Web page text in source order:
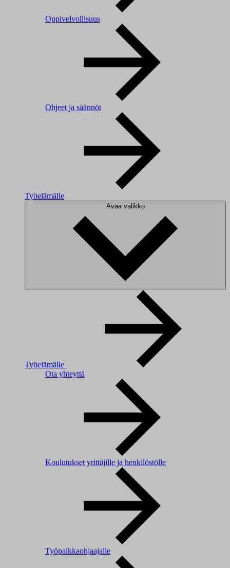
Oppivelvollisuus
Ohjeet ja säännöt
Työelämälle
Avaa valikko
Työelämälle
Ota yhteyttä
Koulutukset yrittäjille ja henkilöstölle
Työpaikkaohjaajalle